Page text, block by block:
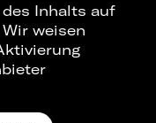
Inhalts auf
weisen